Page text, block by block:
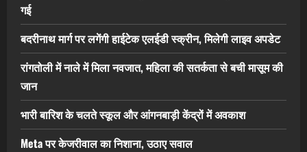
गई
बदरीनाथ मार्ग पर लगेंगी हाईटेक एलईडी स्क्रीन, मिलेगी लाइव अपडेट
रांगतोली में नाले में मिला नवजात, महिला की सतर्कता से बची मासूम की
जान
भारी बारिश के चलते स्कूल और आंगनबाड़ी केंद्रों में अवकाश
Meta पर केजरीवाल का निशाना, उठाए सवाल